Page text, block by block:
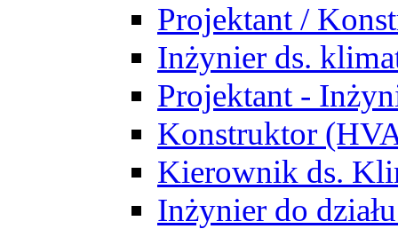
Projektant /
Inżynier ds.
Projektant -
Konstruktor
Kierownik ds.
Inżynier do